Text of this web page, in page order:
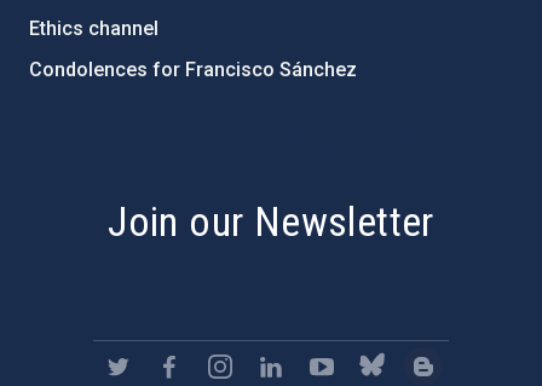
Ethics channel
Condolences for Francisco Sánchez
Join our Newsletter